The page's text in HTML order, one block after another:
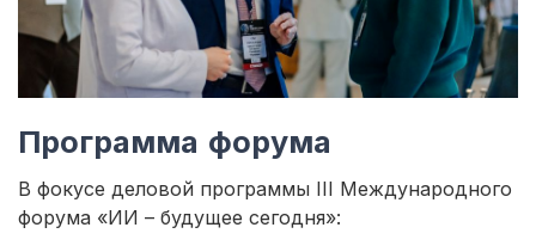
Программа форума
В фокусе деловой программы III Международного
форума «ИИ – будущее сегодня»: